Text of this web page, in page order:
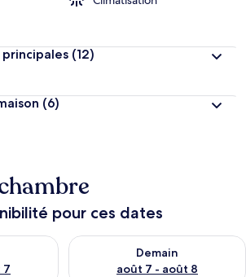
(12)
(6)
pour ces dates
7
pour ce soir août 6 - août 7
Demain
août 7 - août 8
Vérifier la disponibilité pour